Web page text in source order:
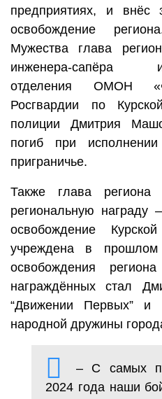
предприятиях, и внёс
освобождение
Мужества глава
инженера-сапёра
отделения ОМОН
Росгвардии по
полиции Дмитрия
погиб при
приграничье.
Также глава региона
региональную
освобождение
учреждена в
освобождения
награждённых стал
“Движении Первых”
народной дружины
– С самых
2024 года наши